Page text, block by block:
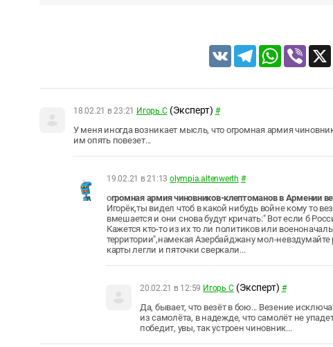
VK TelegramWhatsApp
Viber
18.02.21 в 23:21 Игорь С (Эксперт) #
У меня иногда возникает мысль, что огромная армия
им опять повезет...
19.02.21 в 21:13 olympia.altenwerth #
огромная армия чиновников-клептоманов в Армении
Игорёк,ты видел чтоб в какой нибудь войне кому то
вмешается и они снова будут кричать:" Вот если б
Кажется кто-то из их то ли политиков или
территории",намекая Азербайджану мол-
карты легли и пяточки сверкали...
20.02.21 в 12:59 Игорь С (Эксперт) #
Да, бывает, что везёт в бою... Везение
из самолёта, в надежде, что самолёт не
победит, увы, так устроен чиновник...